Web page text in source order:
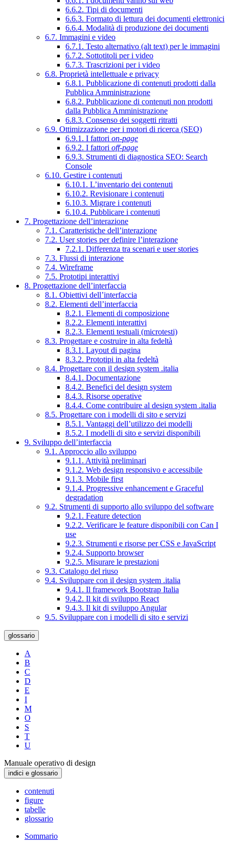
6.6.2. Tipi di documenti
6.6.3. Formato di lettura dei documenti elettronici
6.6.4. Modalità di produzione dei documenti
6.7. Immagini e video
6.7.1. Testo alternativo (alt text) per le immagini
6.7.2. Sottotitoli per i video
6.7.3. Trascrizioni per i video
6.8. Proprietà intellettuale e privacy
6.8.1. Pubblicazione di contenuti prodotti dalla
Pubblica Amministrazione
6.8.2. Pubblicazione di contenuti non prodotti
dalla Pubblica Amministrazione
6.8.3. Consenso dei soggetti ritratti
6.9. Ottimizzazione per i motori di ricerca (SEO)
6.9.1. I fattori on-page
6.9.2. I fattori off-page
6.9.3. Strumenti di diagnostica SEO: Search
Console
6.10. Gestire i contenuti
6.10.1. L’inventario dei contenuti
6.10.2. Revisionare i contenuti
6.10.3. Migrare i contenuti
6.10.4. Pubblicare i contenuti
7. Progettazione dell’interazione
7.1. Caratteristiche dell’interazione
7.2. User stories per definire l’interazione
7.2.1. Differenza tra scenari e user stories
7.3. Flussi di interazione
7.4. Wireframe
7.5. Prototipi interattivi
8. Progettazione dell’interfaccia
8.1. Obiettivi dell’interfaccia
8.2. Elementi dell’interfaccia
8.2.1. Elementi di composizione
8.2.2. Elementi interattivi
8.2.3. Elementi testuali (microtesti)
8.3. Progettare e costruire in alta fedeltà
8.3.1. Layout di pagina
8.3.2. Prototipi in alta fedeltà
8.4. Progettare con il design system .italia
8.4.1. Documentazione
8.4.2. Benefici del design system
8.4.3. Risorse operative
8.4.4. Come contribuire al design system .italia
8.5. Progettare con i modelli di sito e servizi
8.5.1. Vantaggi dell’utilizzo dei modelli
8.5.2. I modelli di sito e servizi disponibili
9. Sviluppo dell’interfaccia
9.1. Approccio allo sviluppo
9.1.1. Attività preliminari
9.1.2. Web design responsivo e accessibile
9.1.3. Mobile first
9.1.4. Progressive enhancement e Graceful
degradation
9.2. Strumenti di supporto allo sviluppo del software
9.2.1. Feature detection
9.2.2. Verificare le feature disponibili con Can I
use
9.2.3. Strumenti e risorse per CSS e JavaScript
9.2.4. Supporto browser
9.2.5. Misurare le prestazioni
9.3. Catalogo del riuso
9.4. Sviluppare con il design system .italia
9.4.1. Il framework Bootstrap Italia
9.4.2. Il kit di sviluppo React
9.4.3. Il kit di sviluppo Angular
9.5. Sviluppare con i modelli di sito e servizi
glossario
A
B
C
D
E
I
M
O
S
T
U
Manuale operativo di design
indici e glossario
contenuti
figure
tabelle
glossario
Sommario